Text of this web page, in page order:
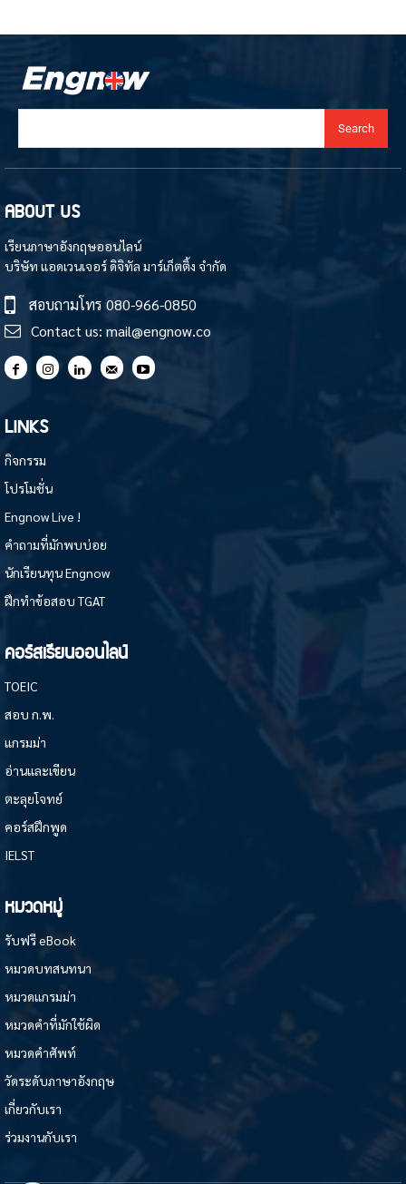
Search
ABOUT US
เรียนภาษาอังกฤษออนไลน์
บริษัท แอดเวนเจอร์ ดิจิทัล มาร์เก็ตติ้ง จำกัด
สอบถามโทร 080-966-0850
Contact us: mail@engnow.co
LINKS
กิจกรรม
โปรโมชั่น
Engnow Live !
คำถามที่มักพบบ่อย
นักเรียนทุน Engnow
ฝึกทำข้อสอบ TGAT
คอร์สเรียนออนไลน์
TOEIC
สอบ ก.พ.
แกรมม่า
อ่านและเขียน
ตะลุยโจทย์
คอร์สฝึกพูด
IELST
หมวดหมู่
รับฟรี eBook
หมวดบทสนทนา
หมวดแกรมม่า
หมวดคำที่มักใช้ผิด
หมวดคำศัพท์
วัดระดับภาษาอังกฤษ
เกี่ยวกับเรา
ร่วมงานกับเรา